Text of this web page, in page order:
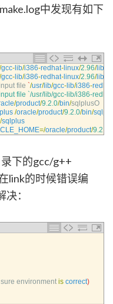
中发现有如下
/gcc- lib/i386-redhat- linux/2.96/
/gcc- lib/i386-redhat- linux/2.96/
file `/usr/lib/gcc- lib/i386-redhat
file `/usr/lib/gcc-lib/i386-
/product/9.2.0/bin/sqlplusO
/oracle/product/9.2.0/bin/
/sqlplus
=/oracle/product/9.2.0
下的gcc/g++
link的时候错误编
：
sure environment is correct)